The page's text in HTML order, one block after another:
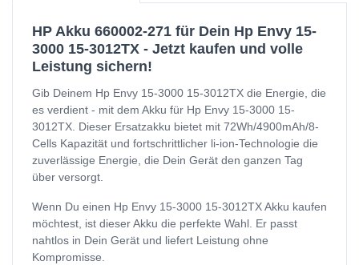
HP Akku 660002-271 für Dein Hp Envy 15-
3000 15-3012TX - Jetzt kaufen und volle
Leistung sichern!
Gib Deinem Hp Envy 15-3000 15-3012TX die Energie, die
es verdient - mit dem Akku für Hp Envy 15-3000 15-
3012TX. Dieser Ersatzakku bietet mit 72Wh/4900mAh/8-
Cells Kapazität und fortschrittlicher li-ion-Technologie die
zuverlässige Energie, die Dein Gerät den ganzen Tag
über versorgt.
Wenn Du einen Hp Envy 15-3000 15-3012TX Akku kaufen
möchtest, ist dieser Akku die perfekte Wahl. Er passt
nahtlos in Dein Gerät und liefert Leistung ohne
Kompromisse.